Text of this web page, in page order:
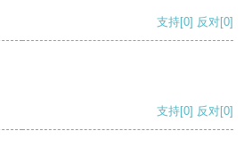
支持[0] 反对[0]
支持[0] 反对[0]